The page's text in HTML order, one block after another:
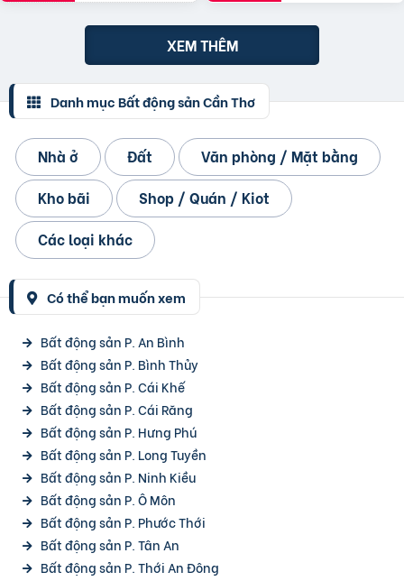
XEM THÊM
Danh mục Bất động sản Cần Thơ
Nhà ở Đất
Văn phòng / Mặt bằng
Kho bãi
Shop / Quán / Kiot
Các loại khác
Có thể bạn muốn xem
Bất động sản P. An Bình
Bất động sản P. Bình Thủy
Bất động sản P. Cái Khế
Bất động sản P. Cái Răng
Bất động sản P. Hưng Phú
Bất động sản P. Long Tuyền
Bất động sản P. Ninh Kiều
Bất động sản P. Ô Môn
Bất động sản P. Phước Thới
Bất động sản P. Tân An
Bất động sản P. Thới An Đông